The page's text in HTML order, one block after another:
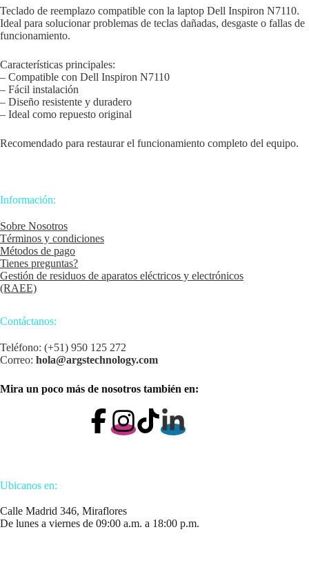
Teclado de reemplazo compatible con la laptop Dell Inspiron N7110.
Ideal para solucionar problemas de teclas dañadas, desgaste o fallas de
funcionamiento.
Características principales:
– Compatible con Dell Inspiron N7110
– Fácil instalación
– Diseño resistente y duradero
– Ideal como repuesto original
Recomendado para restaurar el funcionamiento completo del equipo.
Información:
Sobre Nosotros
Términos y condiciones
Métodos de pago
Tienes preguntas?
Gestión de residuos de aparatos eléctricos y electrónicos
(RAEE)
Contáctanos:
Teléfono: (+51) 950 125 272
Correo: hola@argstechnology.com
Mira un poco más de nosotros también en:
Ubicanos en:
Calle Madrid 346, Miraflores
De lunes a viernes de 09:00 a.m. a 18:00 p.m.